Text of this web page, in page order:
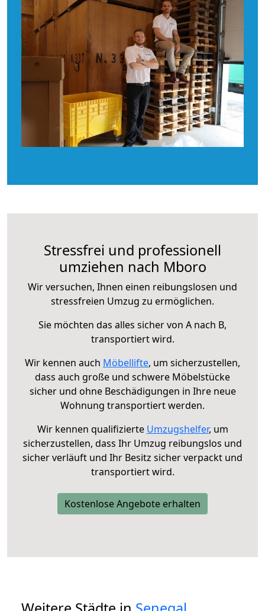
Stressfrei und professionell
umziehen nach Mboro
Wir versuchen, Ihnen einen reibungslosen und
stressfreien Umzug zu ermöglichen.
Sie möchten das alles sicher von A nach B,
transportiert wird.
Wir kennen auch Möbellifte, um sicherzustellen,
dass auch große und schwere Möbelstücke
sicher und ohne Beschädigungen in Ihre neue
Wohnung transportiert werden.
Wir kennen qualifizierte Umzugshelfer, um
sicherzustellen, dass Ihr Umzug reibungslos und
sicher verläuft und Ihr Besitz sicher verpackt und
transportiert wird.
Kostenlose Angebote erhalten